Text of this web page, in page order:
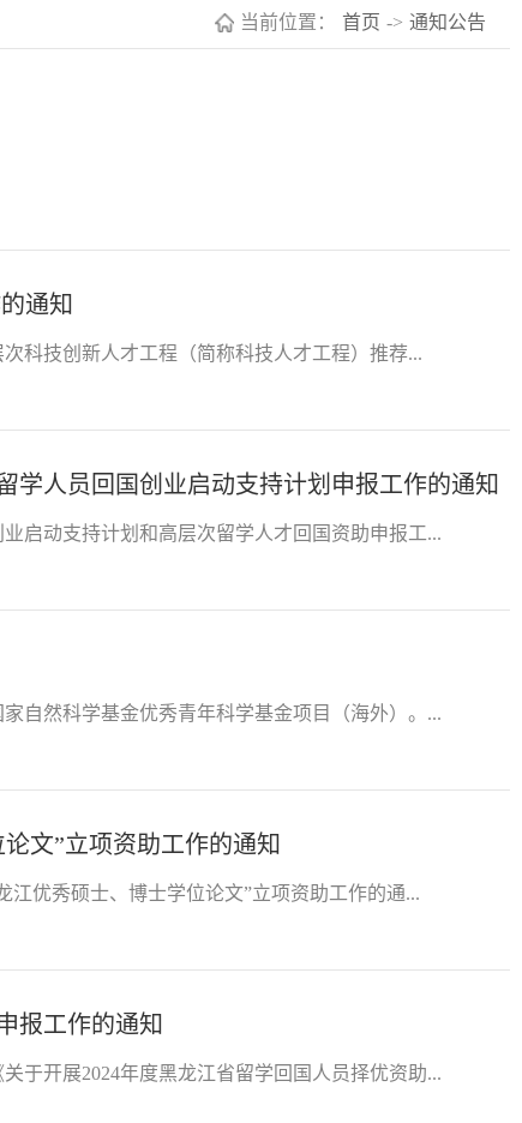
当前位置： 首页 -> 通知公告
通知
科技创新人才工程（简称科技人才工程）推荐...
学人员回国创业启动支持计划申报工作的通知
启动支持计划和高层次留学人才回国资助申报工...
自然科学基金优秀青年科学基金项目（海外）。...
文”立项资助工作的通知
江优秀硕士、博士学位论文”立项资助工作的通...
报工作的通知
于开展2024年度黑龙江省留学回国人员择优资助...